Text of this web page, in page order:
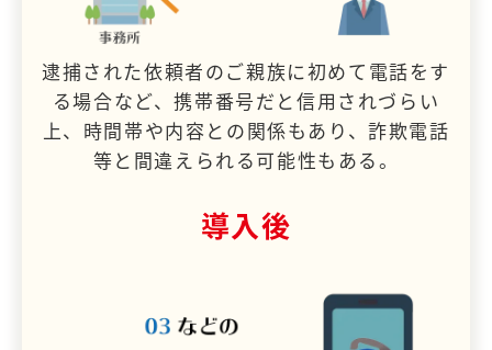
逮捕された依頼者のご親族に初めて電話をす
る場合など、携帯番号だと信用されづらい
上、時間帯や内容との関係もあり、詐欺電話
等と間違えられる可能性もある。
導入後